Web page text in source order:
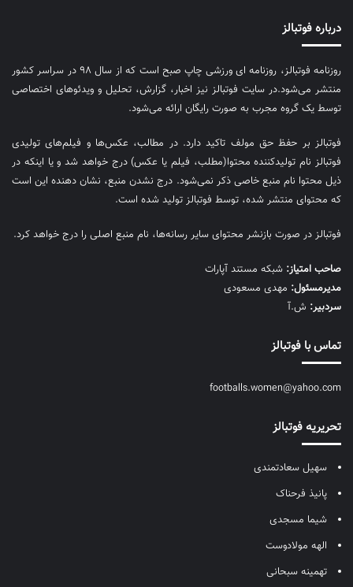
درباره فوتبالز
روزنامه فوتبالز، روزنامه ای ورزشی چاپ صبح است که از سال ۹۸ در سراسر کشور
منتشر می‌شود.در سایت فوتبالز نیز اخبار، گزارش، تحلیل و ویدئوهای اختصاصی
توسط یک گروه مجرب به صورت رایگان ارائه می‌شود.
فوتبالز بر حفظ حق مولف تاکید دارد. در مطالب، عکس‌ها و فیلم‌های تولیدی
فوتبالز نام تولیدکننده محتوا(مطلب، فیلم یا عکس) درج خواهد شد و یا اینکه در
ذیل محتوا نام منبع خاصی ذکر نمی‌‎شود. درج نشدن منبع، نشان دهنده این است
که محتوای منتشر شده، توسط فوتبالز تولید شده است.
فوتبالز در صورت بازنشر محتوای سایر رسانه‌ها، نام منبع اصلی را درج خواهد کرد.
صاحب امتیاز: شبکه مستند آپارات
مديرمسئول: مهدی مسعودی
سردبیر: ش.آ
تماس با فوتبالز
footballs.women@yahoo.com
تحریریه فوتبالز
سهیل سعادتمندی
پانیذ فرحناک
شیما مسجدی
الهه مولادوست
تهمینه سبحانی